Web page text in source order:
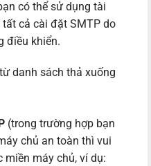
có thể sử dụng tài
cả cài đặt SMTP do
điều khiển.
danh sách thả xuống
(trong trường hợp bạn
chủ an toàn thì vui
miền máy chủ, ví dụ: